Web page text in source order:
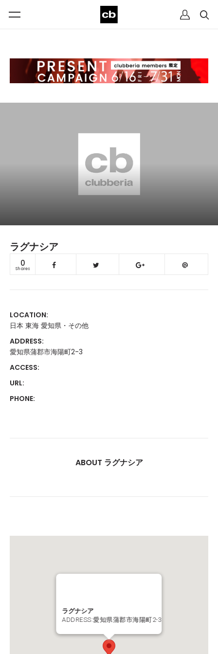
ラグナシア
0
Shares
LOCATION:
日本 東海 愛知県・その他
ADDRESS:
愛知県蒲郡市海陽町2-3
ACCESS:
URL:
PHONE:
ABOUT ラグナシア
ラグナシア
ADDRESS:愛知県蒲郡市海陽町2-3